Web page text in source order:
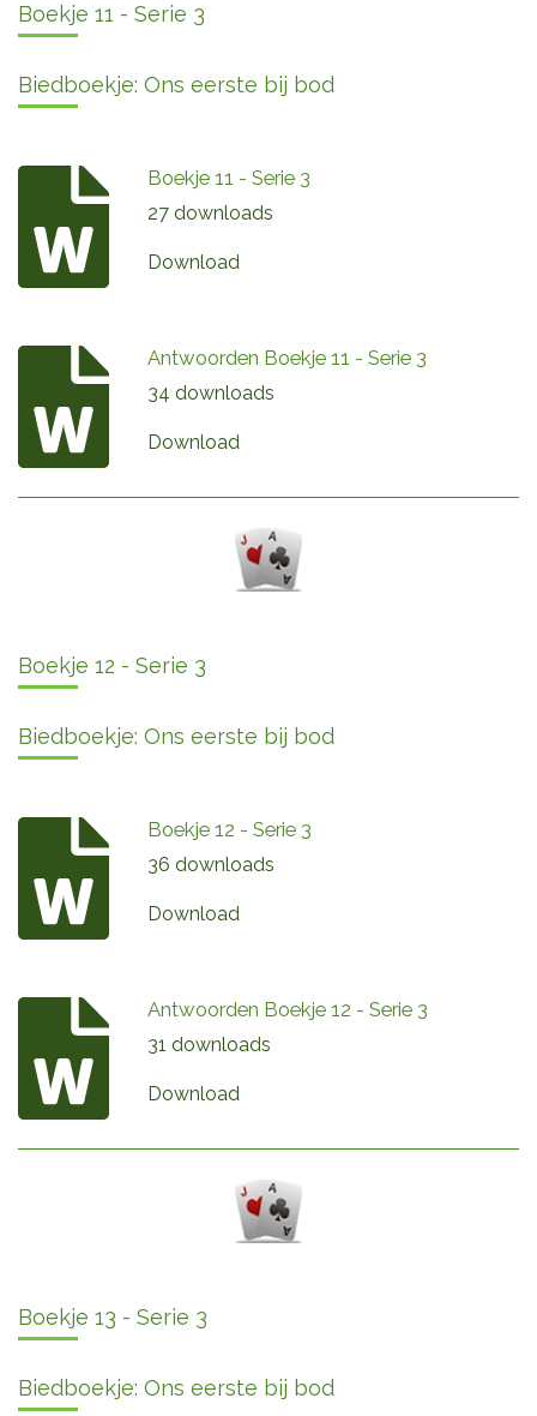
Boekje 11 - Serie 3
Biedboekje: Ons eerste bij bod
Boekje 11 - Serie 3
27 downloads
Download
Antwoorden Boekje 11 - Serie 3
34 downloads
Download
Boekje 12 - Serie 3
Biedboekje: Ons eerste bij bod
Boekje 12 - Serie 3
36 downloads
Download
Antwoorden Boekje 12 - Serie 3
31 downloads
Download
Boekje 13 - Serie 3
Biedboekje: Ons eerste bij bod